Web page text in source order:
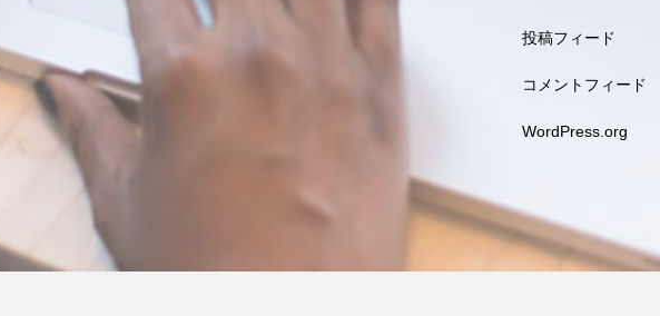
投稿フィード
コメントフィード
WordPress.org